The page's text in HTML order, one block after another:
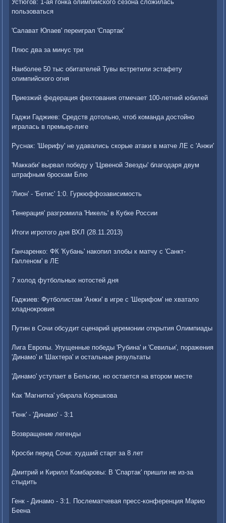
Устюгов: 1-ая гонка олимпийского сезона сложилась
пользоваться
'Салават Юлаев' переиграл 'Спартак'
Плюс два за минус три
Наиболее 50 тыс обитателей Тувы встретили эстафету
олимпийского огня
Приезжий федерация фехтования отмечает 100-летний юбилей
Гаджи Гаджиев: Средств дотольно, чтоб команда достойно
игралась в премьер-лиге
Руснак: 'Шерифу' не удавались скорые атаки в матче ЛЕ с 'Анжи'
'Маккаби' вырвал победу у 'Црвеной Звезды' благодаря двум
штрафным броскам Блю
'Лион' - 'Бетис' 1:0. Гуркюффозависимость
'Генерация' разгромила 'Никель' в Кубке России
Итоги игротого дня ВХЛ (28.11.2013)
Ганчаренко: ФК 'Кубань' накопил злобы к матчу с 'Санкт-
Галленом' в ЛЕ
7 холод футбольных нотостей дня
Гаджиев: Футболистам 'Анжи' в игре с 'Шерифом' не хватало
хладнокровия
Путин в Сочи обсудит сценарий церемонии открытия Олимпиады
Лига Европы. Упущенные победы 'Рубина' и 'Севильи', поражения
'Динамо' и 'Шахтера' и остальные результаты
'Динамо' уступает в Бельгии, но остается на втором месте
Как 'Магнитка' убирала Корешкова
'Генк' - 'Динамо' - 3:1
Возвращение легенды
Кросби перед Сочи: худший старт за 8 лет
Дмитрий и Кирилл Комбаровы: В 'Спартак' пришли не из-за
стыдить
Генк - Динамо - 3:1. Послематчевая пресс-конференция Марио
Беена